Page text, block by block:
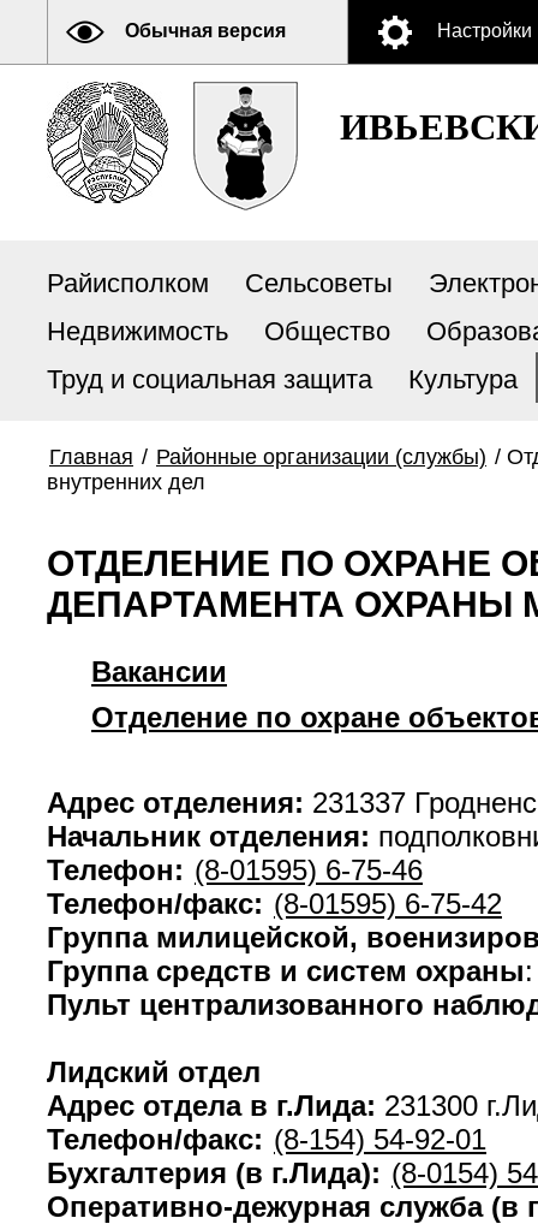
Обычная версия Настройки
Райисполком Сельсоветы
Недвижимость
Общество
Труд и социальная защита
Культура
Главная / Районные организации (службы) /
внутренних дел
ОТДЕЛЕНИЕ ПО ОХРАНЕ
ДЕПАРТАМЕНТА ОХРАНЫ
Вакансии
Отделение по охране
Адрес отделения: 231337
Начальник отделения:
Телефон: (8-01595) 6-75-46
Телефон/факс: (8-01595) 6-75-42
Группа милицейской,
Группа средств и систем охраны
Пульт централизованного
Лидский отдел
Адрес отдела в г.Лида: 231300
Телефон/факс: (8-154) 54-92-01
Бухгалтерия (в г.Лида): (8-0154)
Оперативно-дежурная служба (в